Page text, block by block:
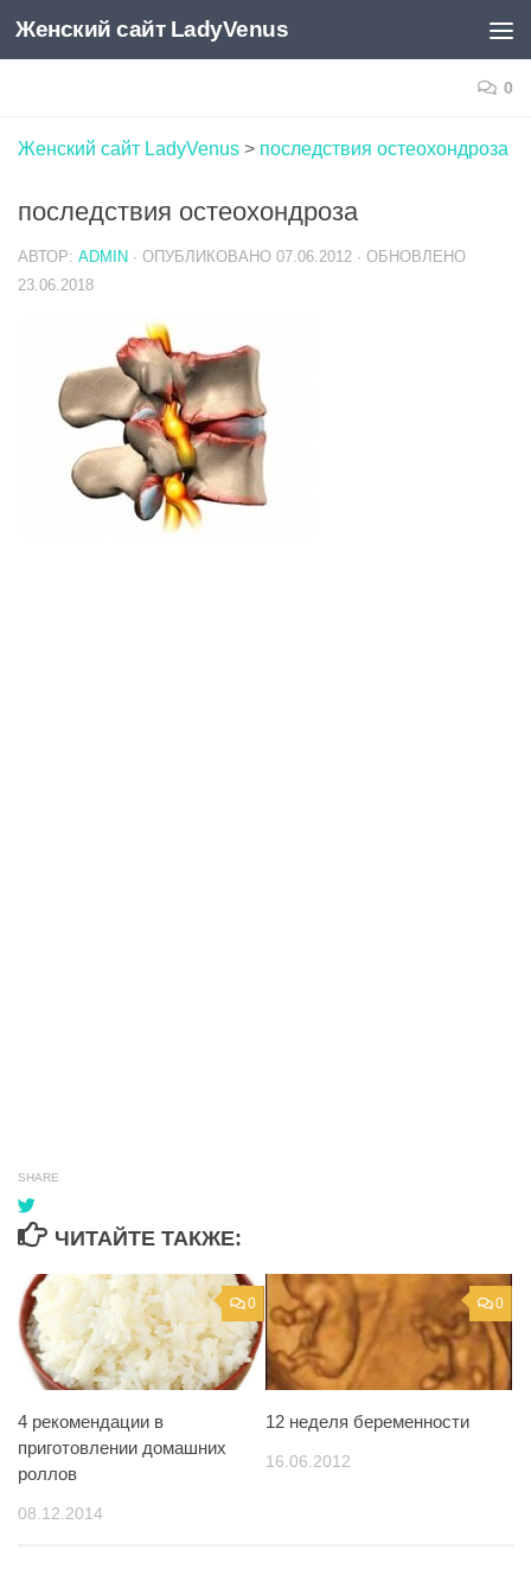
Skip to content
Женский сайт LadyVenus
0
Женский сайт LadyVenus > последствия остеохондроза
последствия остеохондроза
АВТОР: ADMIN · ОПУБЛИКОВАНО 07.06.2012 · ОБНОВЛЕНО
23.06.2018
SHARE
ЧИТАЙТЕ ТАКЖЕ:
0
4 рекомендации в
приготовлении домашних
роллов
08.12.2014
0
12 неделя беременности
16.06.2012